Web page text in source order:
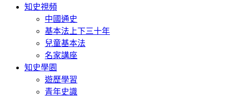
知史視頻
中國通史
基本法上下三十年
兒童基本法
名家講座
知史學園
遊歷學習
青年史識